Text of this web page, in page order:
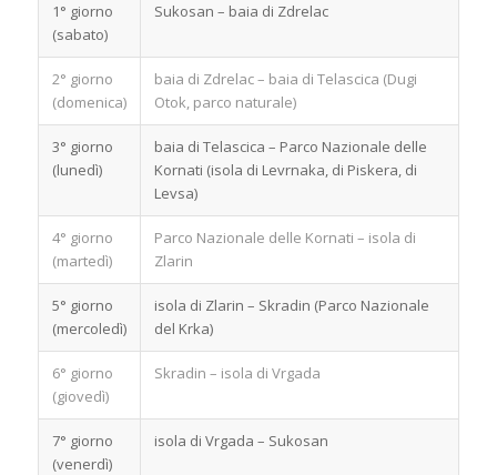
1° giorno
(sabato)
Sukosan – baia di Zdrelac
2° giorno
(domenica)
baia di Zdrelac – baia di Telascica (Dugi
Otok, parco naturale)
3° giorno
(lunedì)
baia di Telascica – Parco Nazionale delle
Kornati (isola di Levrnaka, di Piskera, di
Levsa)
4° giorno
(martedì)
Parco Nazionale delle Kornati – isola di
Zlarin
5° giorno
(mercoledì)
isola di Zlarin – Skradin (Parco Nazionale
del Krka)
6° giorno
(giovedì)
Skradin – isola di Vrgada
7° giorno
(venerdì)
isola di Vrgada – Sukosan